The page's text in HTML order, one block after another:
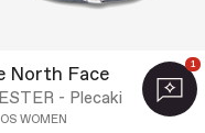
North Face
- Plecaki
OS WOMEN
1